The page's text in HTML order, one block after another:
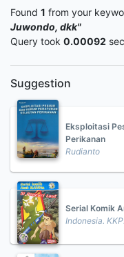
Found 1 from your
Juwondo, dkk"
Query took 0.00092
Suggestion
Eksploitasi
Perikanan
Rudianto
Serial Komik
Indonesia.